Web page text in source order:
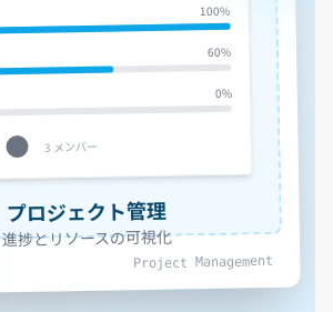
100%
60%
0%
3 メンバー
プロジェクト管理
進捗とリソースの可視化
Project Management